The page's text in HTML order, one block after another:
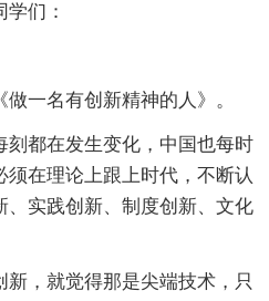
们：
一名有创新精神的人》。
刻都在发生变化，中国也每时
在理论上跟上时代，不断认
、实践创新、制度创新、文化
新，就觉得那是尖端技术，只